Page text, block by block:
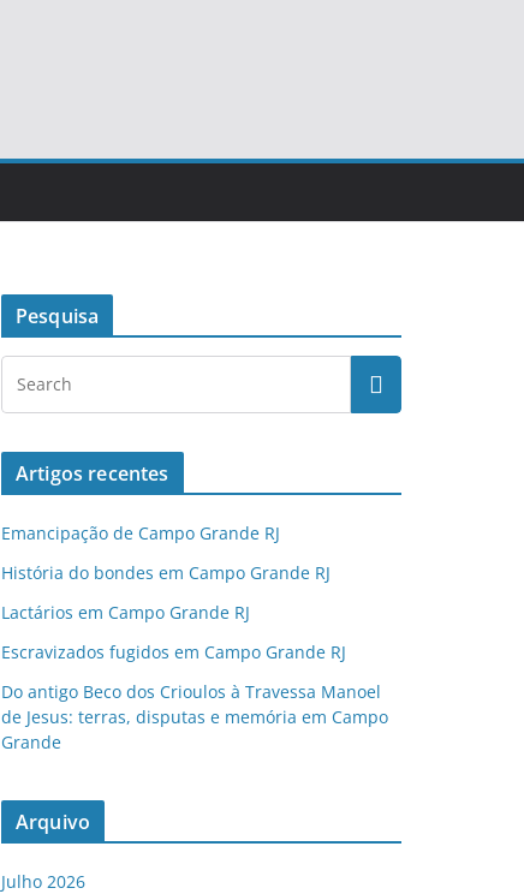
Pesquisa
Artigos recentes
Emancipação de Campo Grande RJ
História do bondes em Campo Grande RJ
Lactários em Campo Grande RJ
Escravizados fugidos em Campo Grande RJ
Do antigo Beco dos Crioulos à Travessa Manoel
de Jesus: terras, disputas e memória em Campo
Grande
Arquivo
Julho 2026